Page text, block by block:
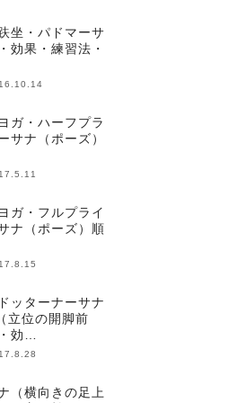
坐・パドマーサ
効果・練習法・
ガ・ハーフプラ
サナ（ポーズ）
ガ・フルプライ
ナ（ポーズ）順
ッターナーサナ
立位の開脚前
効…
（横向きの足上